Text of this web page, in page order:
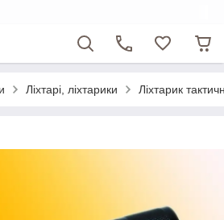
Ліхтарі, ліхтарики Ліхтарик